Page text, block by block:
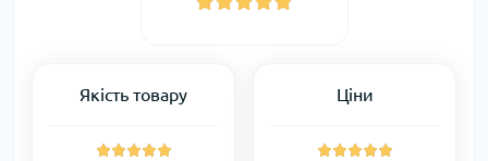
Якість товару Ціни